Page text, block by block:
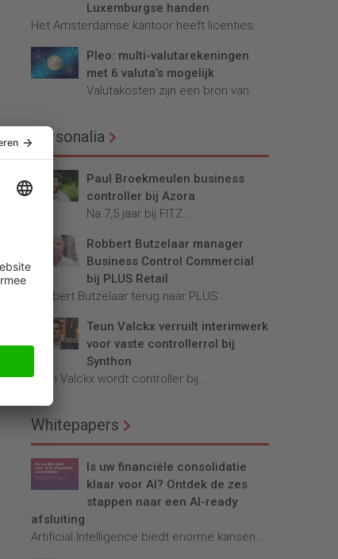
Luxemburgse handen
Het Amsterdamse kantoor heeft licenties...
Pleo: multi-valutarekeningen
met 6 valuta’s mogelijk
Valutakosten zijn een bron van...
Personalia
Paul Broekmeulen business
controller bij Azora
Na 7,5 jaar bij FITZ...
Robbert Butzelaar manager
Business Control Commercial
bij PLUS Retail
Robbert Butzelaar terug naar PLUS...
Teun Valckx verruilt interimwerk
voor vaste controllerrol bij
Synthon
Teun Valckx wordt controller bij...
Whitepapers
Is uw financiële consolidatie
klaar voor AI? Ontdek de zes
stappen naar een AI-ready
afsluiting
Artificial Intelligence biedt enorme kansen...